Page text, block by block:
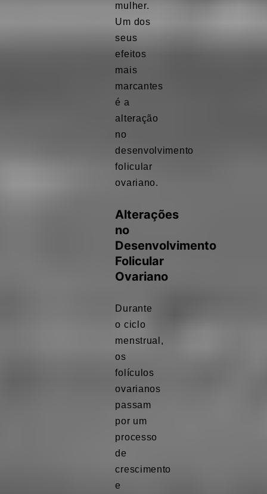
mulher.
Um dos
seus
efeitos
mais
marcantes
é a
alteração
no
desenvolvimento
folicular
ovariano.
Alterações
no
Desenvolvimento
Folicular
Ovariano
Durante
o ciclo
menstrual,
os
folículos
ovarianos
passam
por um
processo
de
crescimento
e